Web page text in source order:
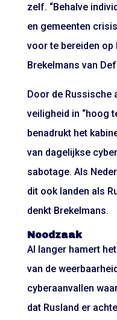
zelf. “Behalve
en gemeenten
voor te bereiden op
Brekelmans van
Door de Russische
veiligheid in “hoog
benadrukt het
van dagelijkse
sabotage. Als
dit ook landen als
denkt Brekelmans.
Noodzaak
Al langer hamert
van de
cyberaanvallen
dat Rusland er